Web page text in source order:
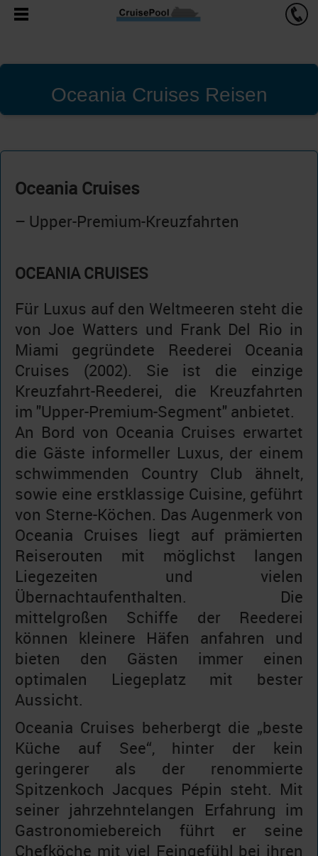
Oceania Cruises Reisen
Oceania Cruises
– Upper-Premium-Kreuzfahrten
OCEANIA CRUISES
Für Luxus auf den Weltmeeren steht die
von Joe Watters und Frank Del Rio in
Miami gegründete Reederei Oceania
Cruises (2002). Sie ist die einzige
Kreuzfahrt-Reederei, die Kreuzfahrten
im "Upper-Premium-Segment" anbietet.
An Bord von Oceania Cruises erwartet
die Gäste informeller Luxus, der einem
schwimmenden Country Club ähnelt,
sowie eine erstklassige Cuisine, geführt
von Sterne-Köchen. Das Augenmerk von
Oceania Cruises liegt auf prämierten
Reiserouten mit möglichst langen
Liegezeiten und vielen
Übernachtaufenthalten. Die
mittelgroßen Schiffe der Reederei
können kleinere Häfen anfahren und
bieten den Gästen immer einen
optimalen Liegeplatz mit bester
Aussicht.
Oceania Cruises beherbergt die „beste
Küche auf See“, hinter der kein
geringerer als der renommierte
Spitzenkoch Jacques Pépin steht. Mit
seiner jahrzehntelangen Erfahrung im
Gastronomiebereich führt er seine
Chefköche mit viel Feingefühl bei ihren